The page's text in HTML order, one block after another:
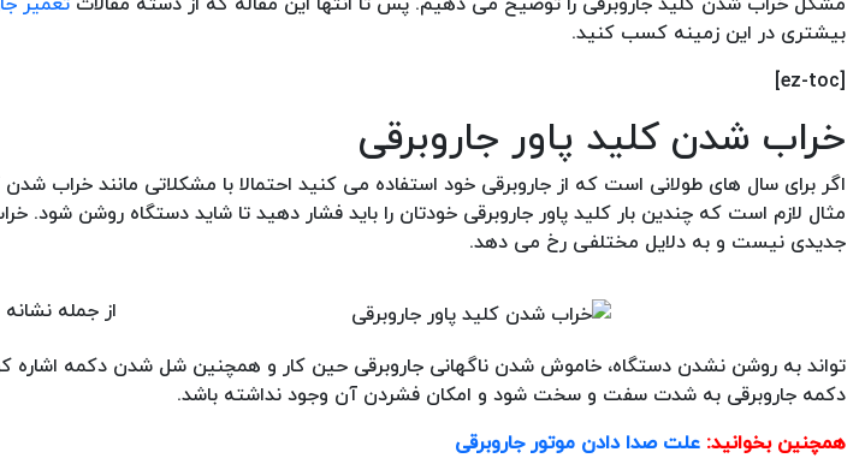
بیشتری در این زمینه کسب کنید.
[ez-toc]
خراب شدن کلید پاور جاروبرقی
اگر برای سال های طولانی است که از جاروبرقی خود استفاده می کنید احتمالا با مشکلاتی مانند خراب شدن
مثال لازم است که چندین بار کلید پاور جاروبرقی خودتان را باید فشار دهید تا شاید دستگاه روشن شود.
جدیدی نیست و به دلایل مختلفی رخ می دهد.
از جمله
تواند به روشن نشدن دستگاه، خاموش شدن ناگهانی جاروبرقی حین کار و همچنین شل شدن دکمه اشاره
دکمه جاروبرقی به شدت سفت و سخت شود و امکان فشردن آن وجود نداشته باشد.
همچنین بخوانید: علت صدا دادن موتور جاروبرقی